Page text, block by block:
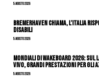
5 Agosto 2026
Bremerhaven chiama, l’Italia
Disabili
5 Agosto 2026
Mondiali di Wakeboard 2026:
vivo, grandi prestazioni per gli
5 Agosto 2026